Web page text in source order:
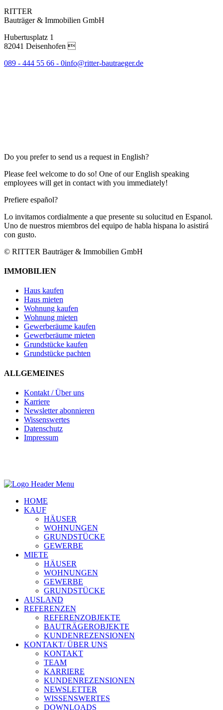
RITTER
Bauträger & Immobilien GmbH
Hubertusplatz 1
82041 Deisenhofen 
089 - 444 55 66 - 0info@ritter-bautraeger.de
Do you prefer to send us a request in English?
Please feel welcome to do so! One of our English speaking
employees will get in contact with you immediately!
Prefiere español?
Lo invitamos cordialmente a que presente su solucitud en Espanol.
Uno de nuestros miembros del equipo de habla hispana lo asistirá
con gusto.
© RITTER Bauträger & Immobilien GmbH
IMMOBILIEN
Haus kaufen
Haus mieten
Wohnung kaufen
Wohnung mieten
Gewerberäume kaufen
Gewerberäume mieten
Grundstücke kaufen
Grundstücke pachten
ALLGEMEINES
Kontakt / Über uns
Karriere
Newsletter abonnieren
Wissenswertes
Datenschutz
Impressum
HOME
KAUF
HÄUSER
WOHNUNGEN
GRUNDSTÜCKE
GEWERBE
MIETE
HÄUSER
WOHNUNGEN
GEWERBE
GRUNDSTÜCKE
AUSLAND
REFERENZEN
REFERENZOBJEKTE
BAUTRÄGEROBJEKTE
KUNDENREZENSIONEN
KONTAKT/ ÜBER UNS
KONTAKT
TEAM
KARRIERE
KUNDENREZENSIONEN
NEWSLETTER
WISSENSWERTES
DOWNLOADS